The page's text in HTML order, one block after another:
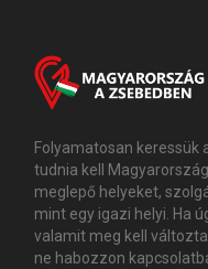
Folyamatosan
tudnia kell
meglepő helyeket,
mint egy igazi helyi. Ha
valamit meg kell
ne habozzon